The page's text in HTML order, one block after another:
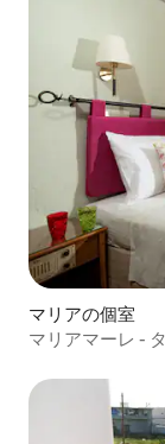
マリアの個室
マリアマーレ -